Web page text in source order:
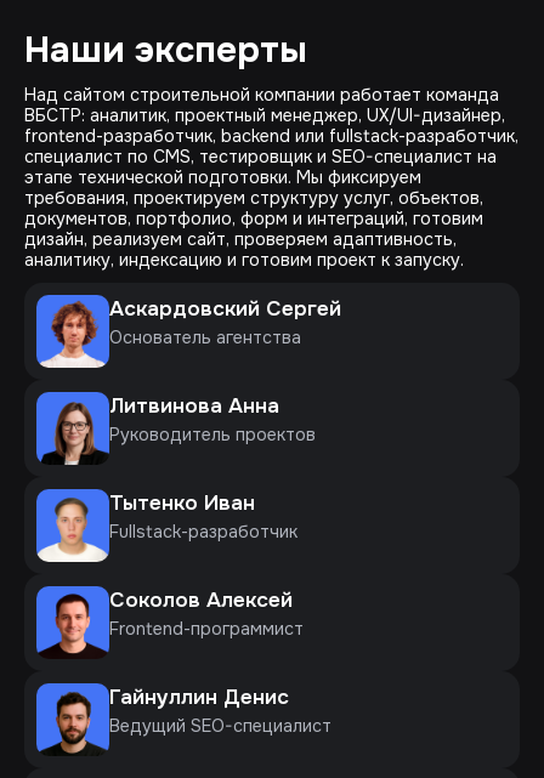
Наши эксперты
Над сайтом строительной компании работает команда
ВБСТР: аналитик, проектный менеджер, UX/UI-дизайнер,
frontend-разработчик, backend или fullstack-разработчик,
специалист по CMS, тестировщик и SEO-специалист на
этапе технической подготовки. Мы фиксируем
требования, проектируем структуру услуг, объектов,
документов, портфолио, форм и интеграций, готовим
дизайн, реализуем сайт, проверяем адаптивность,
аналитику, индексацию и готовим проект к запуску.
Аскардовский Сергей
Основатель агентства
Литвинова Анна
Руководитель проектов
Тытенко Иван
Fullstack-разработчик
Соколов Алексей
Frontend-программист
Гайнуллин Денис
Ведущий SEO-специалист